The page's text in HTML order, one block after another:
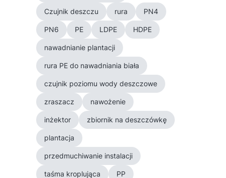
Czujnik deszczu rura PN4
PN6 PE LDPE HDPE
nawadnianie plantacji
rura PE do nawadniania biała
czujnik poziomu wody deszczowe
zraszacz nawożenie
inżektor zbiornik na deszczówkę
plantacja
przedmuchiwanie instalacji
taśma kroplująca PP